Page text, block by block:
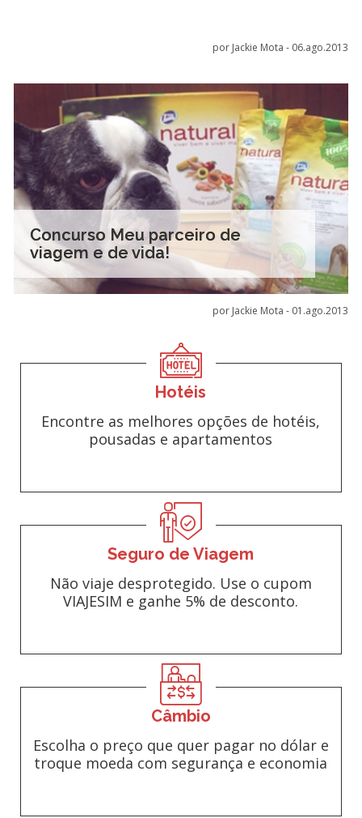
por Jackie Mota - 06.ago.2013
Concurso Meu parceiro de
viagem e de vida!
por Jackie Mota - 01.ago.2013
Hotéis
Encontre as melhores opções de hotéis,
pousadas e apartamentos
Seguro de Viagem
Não viaje desprotegido. Use o cupom
VIAJESIM e ganhe 5% de desconto.
Câmbio
Escolha o preço que quer pagar no dólar e
troque moeda com segurança e economia